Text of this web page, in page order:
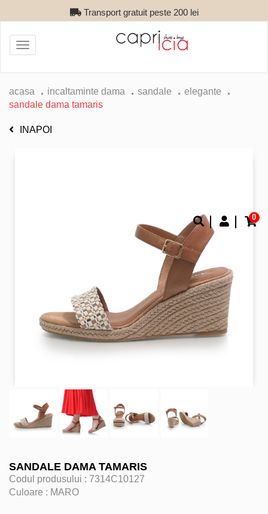
Transport gratuit peste 200 lei
0
Toggle
navigation
acasa incaltaminte dama sandale
elegante
sandale dama tamaris
INAPOI
SANDALE DAMA TAMARIS
Codul produsului : 7314C10127
Culoare : MARO